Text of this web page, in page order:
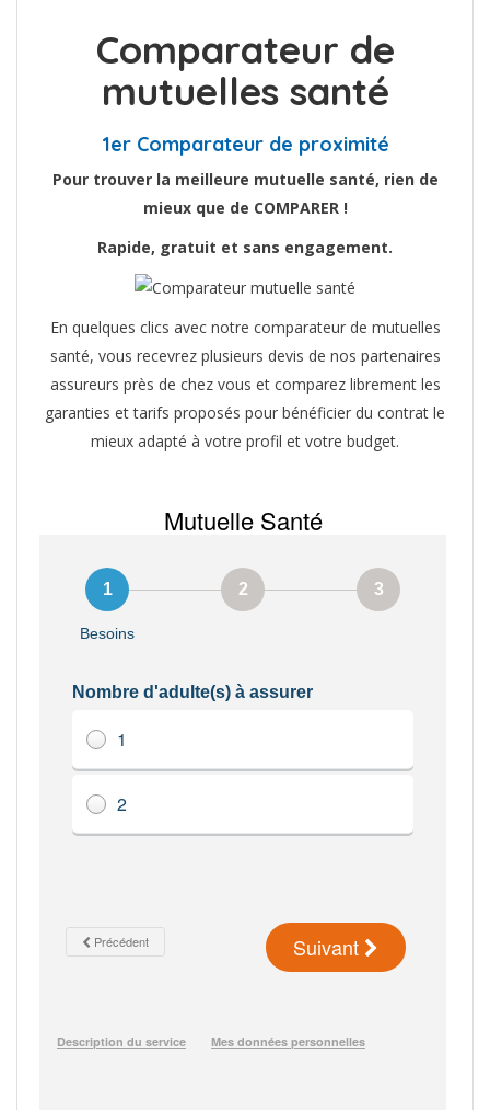
Comparateur de
mutuelles santé
1er Comparateur de proximité
Pour trouver la meilleure mutuelle santé, rien de
mieux que de COMPARER !
Rapide, gratuit et sans engagement.
En quelques clics avec notre comparateur de mutuelles
santé, vous recevrez plusieurs devis de nos partenaires
assureurs près de chez vous et comparez librement les
garanties et tarifs proposés pour bénéficier du contrat le
mieux adapté à votre profil et votre budget.